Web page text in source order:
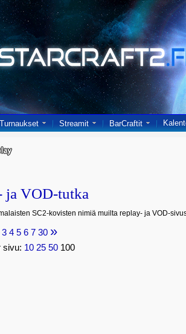
Turnaukset Streamit BarCraftit
ja VOD-tutka
SC2-kovisten nimiä muilta replay- ja VOD-
3 4 5 6 7 30 »
sivu: 10 25 50 100